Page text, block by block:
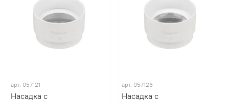
арт. 057121
Насадка с
арт. 057126
Насадка с